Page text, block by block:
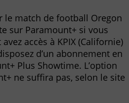
le match de football Oregon
sur Paramount+ si vous
accès à KPIX (Californie)
d’un abonnement en
Plus Showtime. L’option
ne suffira pas, selon le site